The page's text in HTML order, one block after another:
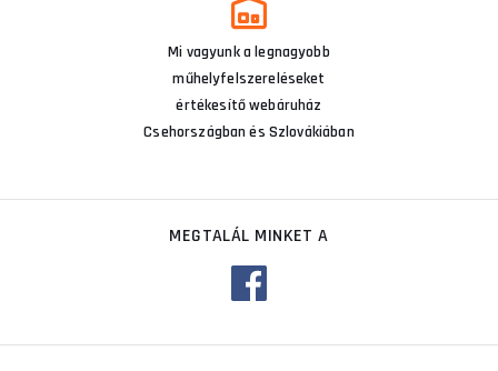
Mi vagyunk a legnagyobb
műhelyfelszereléseket
értékesítő webáruház
Csehországban és Szlovákiában
MEGTALÁL MINKET A